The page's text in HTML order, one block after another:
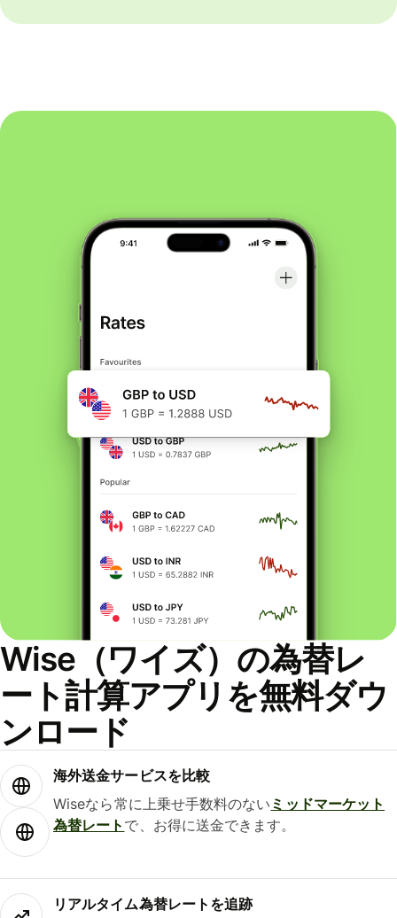
Wise（ワイズ）の為替レ
ート計算アプリを無料ダウ
ンロード
海外送金サービスを比較
Wiseなら常に上乗せ手数料のない ミッドマーケット
為替レート で、お得に送金できます。
リアルタイム為替レートを追跡